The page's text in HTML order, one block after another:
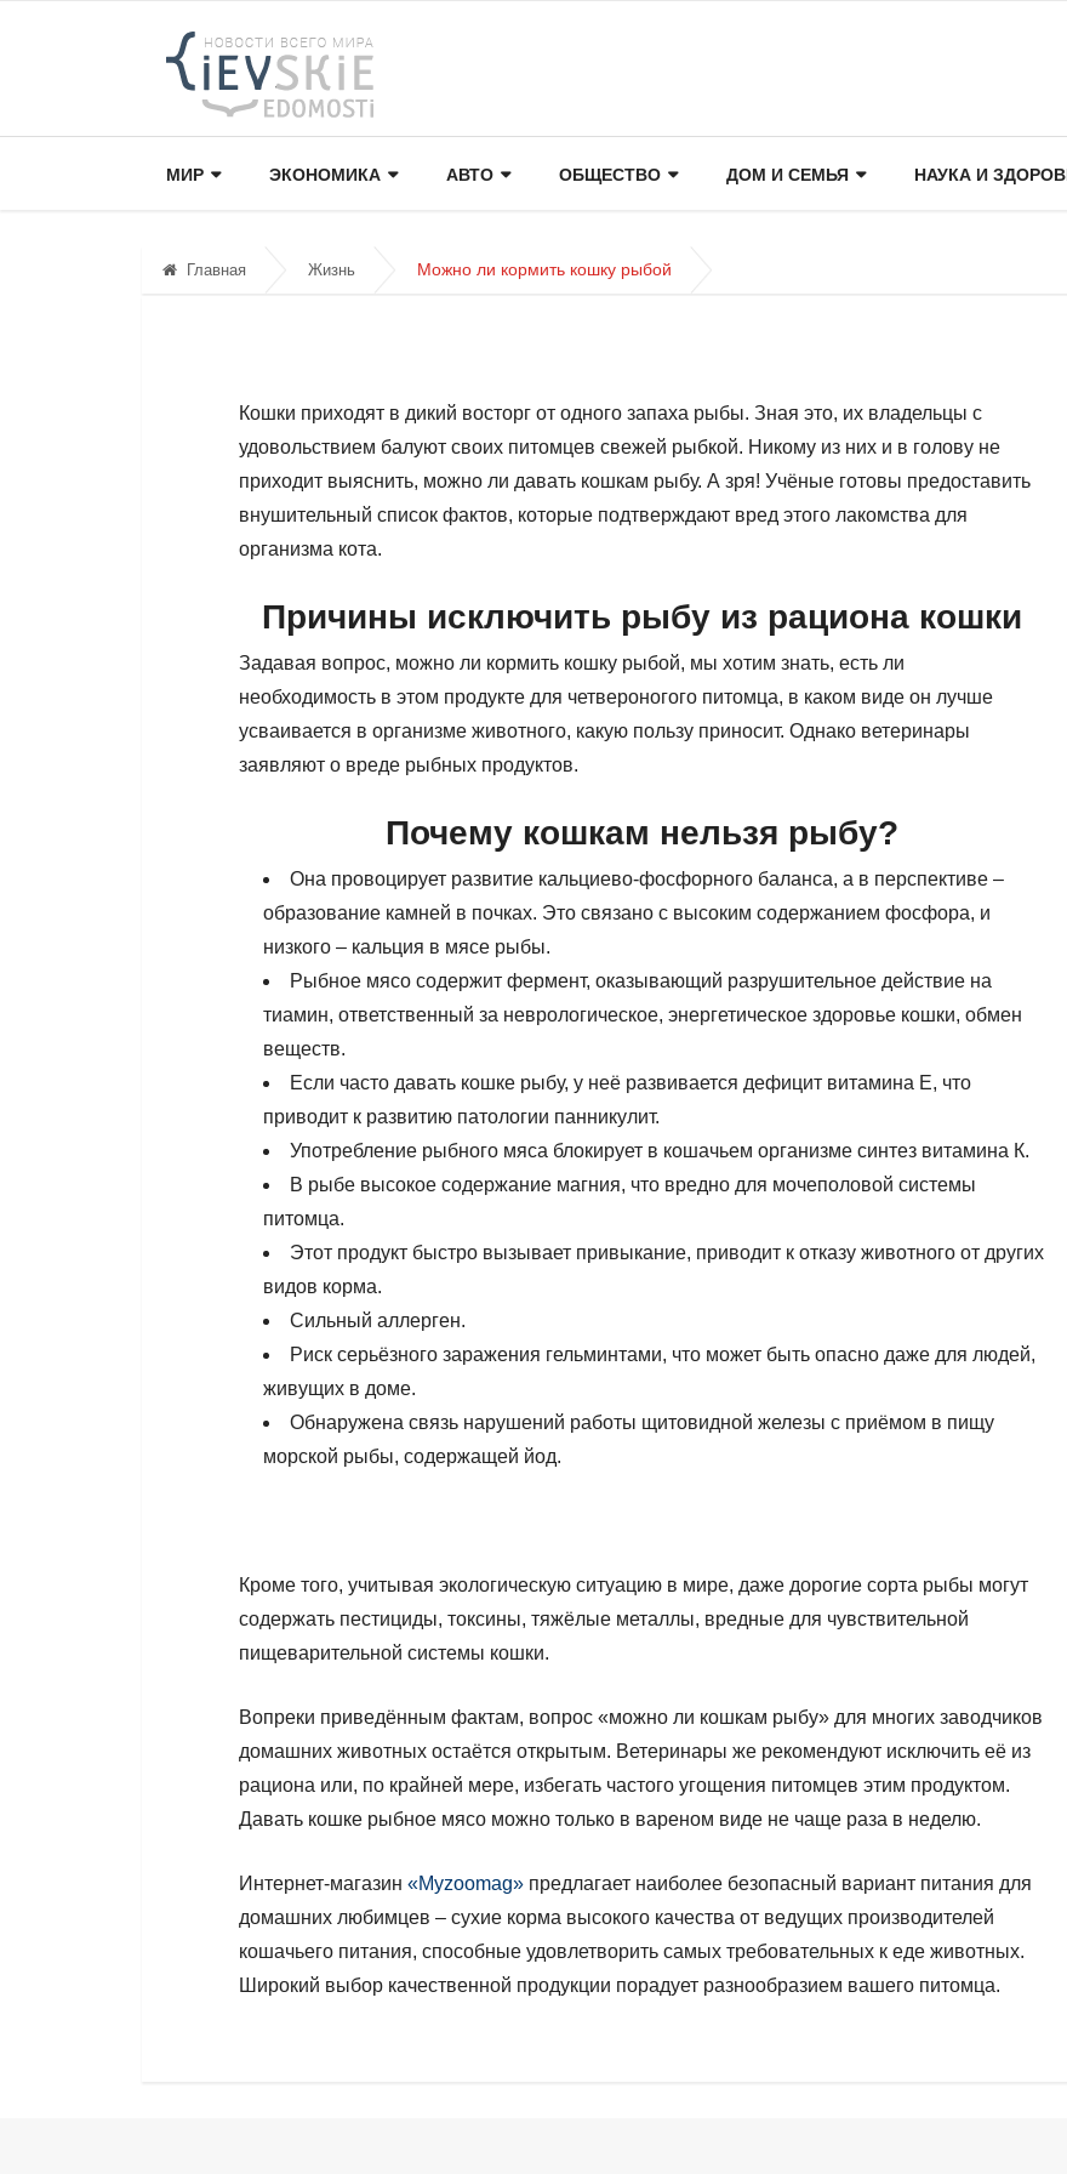
МИР ЭКОНОМИКА АВТО ОБЩЕСТВО ДОМ И СЕМЬЯ НАУКА И
Главная Жизнь Можно ли кормить кошку рыбой
Кошки приходят в дикий восторг от одного запаха рыбы. Зная это, их владельцы с
удовольствием балуют своих питомцев свежей рыбкой. Никому из них и в голову не
приходит выяснить, можно ли давать кошкам рыбу. А зря! Учёные готовы предоставить
внушительный список фактов, которые подтверждают вред этого лакомства для
организма кота.
Причины исключить рыбу из рациона кошки
Задавая вопрос, можно ли кормить кошку рыбой, мы хотим знать, есть ли
необходимость в этом продукте для четвероногого питомца, в каком виде он лучше
усваивается в организме животного, какую пользу приносит. Однако ветеринары
заявляют о вреде рыбных продуктов.
Почему кошкам нельзя рыбу?
Она провоцирует развитие кальциево-фосфорного баланса, а в перспективе –
образование камней в почках. Это связано с высоким содержанием фосфора, и
низкого – кальция в мясе рыбы.
Рыбное мясо содержит фермент, оказывающий разрушительное действие на
тиамин, ответственный за неврологическое, энергетическое здоровье кошки, обмен
веществ.
Если часто давать кошке рыбу, у неё развивается дефицит витамина Е, что
приводит к развитию патологии панникулит.
Употребление рыбного мяса блокирует в кошачьем организме синтез витамина К.
В рыбе высокое содержание магния, что вредно для мочеполовой системы
питомца.
Этот продукт быстро вызывает привыкание, приводит к отказу животного от других
видов корма.
Сильный аллерген.
Риск серьёзного заражения гельминтами, что может быть опасно даже для людей,
живущих в доме.
Обнаружена связь нарушений работы щитовидной железы с приёмом в пищу
морской рыбы, содержащей йод.
Кроме того, учитывая экологическую ситуацию в мире, даже дорогие сорта рыбы могут
содержать пестициды, токсины, тяжёлые металлы, вредные для чувствительной
пищеварительной системы кошки.
Вопреки приведённым фактам, вопрос «можно ли кошкам рыбу» для многих заводчиков
домашних животных остаётся открытым. Ветеринары же рекомендуют исключить её из
рациона или, по крайней мере, избегать частого угощения питомцев этим продуктом.
Давать кошке рыбное мясо можно только в вареном виде не чаще раза в неделю.
Интернет-магазин «Мyzoomag» предлагает наиболее безопасный вариант питания для
домашних любимцев – сухие корма высокого качества от ведущих производителей
кошачьего питания, способные удовлетворить самых требовательных к еде животных.
Широкий выбор качественной продукции порадует разнообразием вашего питомца.